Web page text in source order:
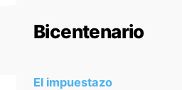
Bicentenario
El impuestazo